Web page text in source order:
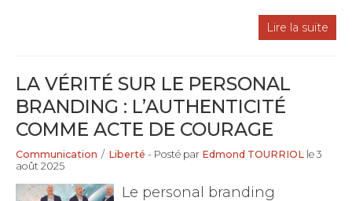
Lire la suite
LA VÉRITÉ SUR LE PERSONAL
BRANDING : L’AUTHENTICITÉ
COMME ACTE DE COURAGE
Communication / Liberté - Posté par Edmond TOURRIOL le 3
août 2025
Le personal branding